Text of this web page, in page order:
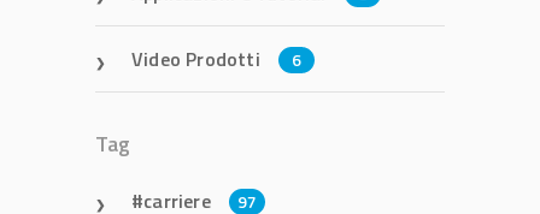
Video Prodotti 6
Tag
carriere 97